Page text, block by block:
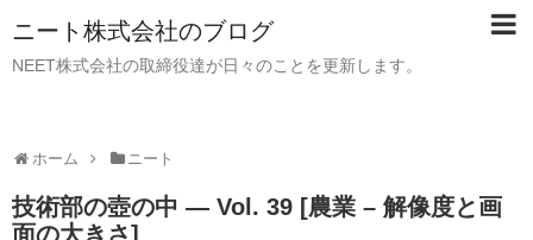
ニート株式会社のブログ
NEET株式会社の取締役達が日々のことを更新します。
ホーム ニート
技術部の壺の中 — Vol. 39 [農業 – 解像度と画
面の大きさ]